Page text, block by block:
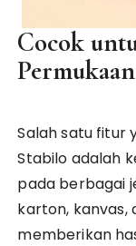
Cocok
Permukaan
Salah satu fitur
Stabilo adalah
pada berbagai
karton, kanvas,
memberikan